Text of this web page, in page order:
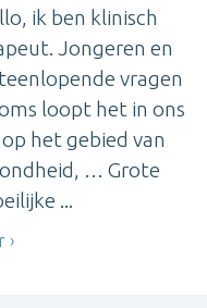
ik ben klinisch
Jongeren en
vragen
loopt het in ons
het gebied van
… Grote
...